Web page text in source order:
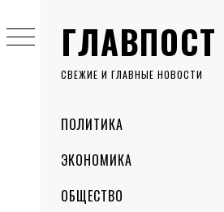
ГЛАВПОСТ
СВЕЖИЕ И ГЛАВНЫЕ НОВОСТИ
MenuПОЛИТИКА
ЭКОНОМИКА
ОБЩЕСТВО
to
content